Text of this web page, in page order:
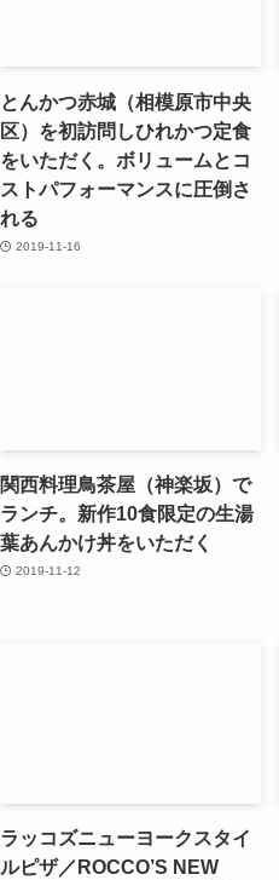
とんかつ赤城（相模原市中央
区）を初訪問しひれかつ定食
をいただく。ボリュームとコ
ストパフォーマンスに圧倒さ
れる
2019-11-16
関西料理鳥茶屋（神楽坂）で
ランチ。新作10食限定の生湯
葉あんかけ丼をいただく
2019-11-12
ラッコズニューヨークスタイ
ルピザ／ROCCO’S NEW